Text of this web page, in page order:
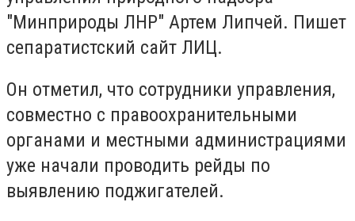
"Минприроды ЛНР" Артем Липчей. Пишет
сепаратистский сайт ЛИЦ.
Он отметил, что сотрудники управления,
совместно с правоохранительными
органами и местными администрациями
уже начали проводить рейды по
выявлению поджигателей.